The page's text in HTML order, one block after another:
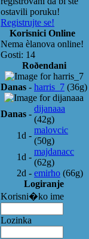
ostavili poruku!
Registrujte se!
Korisnici Online
Nema èlanova online!
Gosti: 14
Roðendani
Danas - harris_7 (36g)
Danas -
dijanaaa
(42g)
1d -
malovcic
(50g)
1d -
majdanacc
(62g)
2d - emirho (66g)
Logiranje
Korisni�ko ime
Lozinka